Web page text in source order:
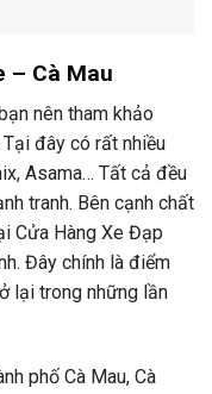
– Cà Mau
nên tham khảo
đây có rất nhiều
Asama… Tất cả đều
tranh. Bên cạnh chất
Cửa Hàng Xe Đạp
Đây chính là điểm
lại trong những lần
phố Cà Mau, Cà